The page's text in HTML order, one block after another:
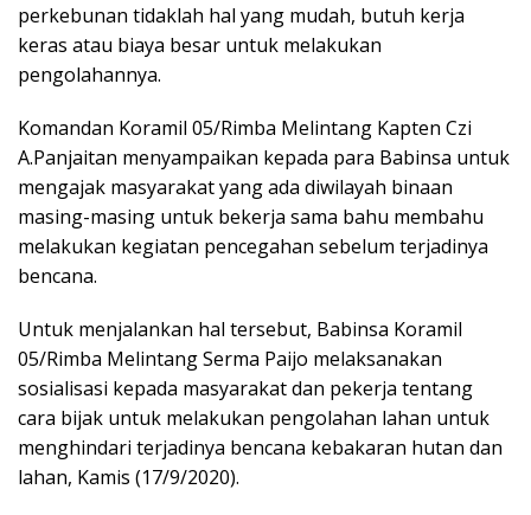
perkebunan tidaklah hal yang mudah, butuh kerja
keras atau biaya besar untuk melakukan
pengolahannya.
Komandan Koramil 05/Rimba Melintang Kapten Czi
A.Panjaitan menyampaikan kepada para Babinsa untuk
mengajak masyarakat yang ada diwilayah binaan
masing-masing untuk bekerja sama bahu membahu
melakukan kegiatan pencegahan sebelum terjadinya
bencana.
Untuk menjalankan hal tersebut, Babinsa Koramil
05/Rimba Melintang Serma Paijo melaksanakan
sosialisasi kepada masyarakat dan pekerja tentang
cara bijak untuk melakukan pengolahan lahan untuk
menghindari terjadinya bencana kebakaran hutan dan
lahan, Kamis (17/9/2020).